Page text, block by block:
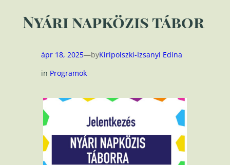
Nyári napközis tábor
ápr 18, 2025—byKiripolszki-Izsanyi Edina
in Programok